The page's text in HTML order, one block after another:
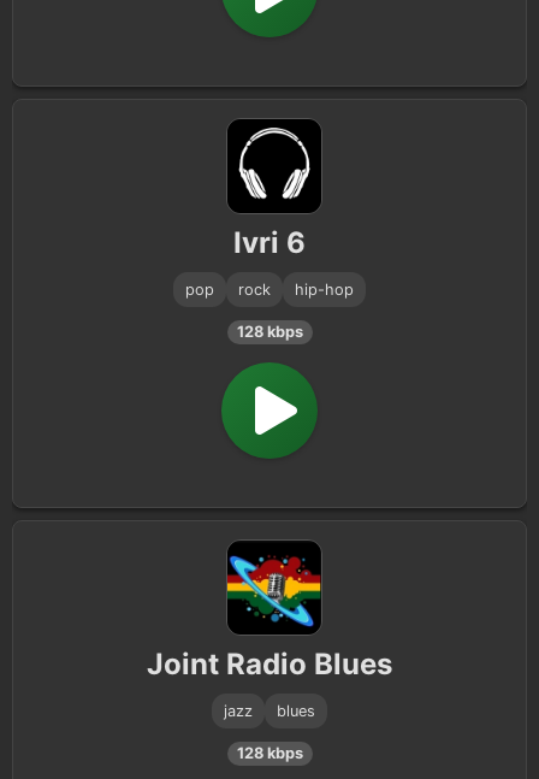
Ivri 6
pop rock hip-hop
128 kbps
Joint Radio Blues
jazz blues
128 kbps